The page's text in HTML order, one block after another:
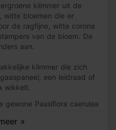
klimmer uit de
witte bloemen die er
de ragfijne, witte corona
van de bloem. De
aan.
klimmer die zich
een leidraad of
wikkelt.
»
gewone Passiflora caerulea
gemak. Het is een